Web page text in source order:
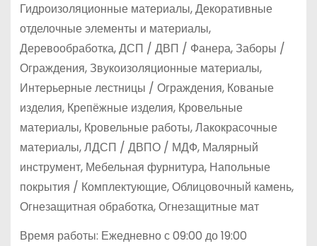
Гидроизоляционные материалы, Декоративные
отделочные элементы и материалы,
Деревообработка, ДСП / ДВП / Фанера, Заборы /
Ограждения, Звукоизоляционные материалы,
Интерьерные лестницы / Ограждения, Кованые
изделия, Крепёжные изделия, Кровельные
материалы, Кровельные работы, Лакокрасочные
материалы, ЛДСП / ДВПО / МДФ, Малярный
инструмент, Мебельная фурнитура, Напольные
покрытия / Комплектующие, Облицовочный камень,
Огнезащитная обработка, Огнезащитные мат
Время работы: Ежедневно с 09:00 до 19:00